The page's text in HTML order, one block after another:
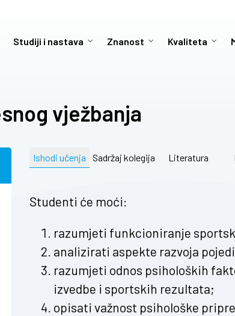
Studiji i nastava Znanost Kvaliteta
vježbanja
Ishodi učenja Sadržaj kolegija Literatura
Studenti će moći:
razumjeti funkcioniranje
analizirati aspekte razvoja
razumjeti odnos psiholoških
izvedbe i sportskih rezultata;
opisati važnost psihološke